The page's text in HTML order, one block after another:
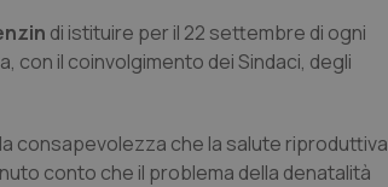
di istituire per il 22 settembre di ogni
con il coinvolgimento dei Sindaci, degli
consapevolezza che la salute riproduttiva
conto che il problema della denatalità